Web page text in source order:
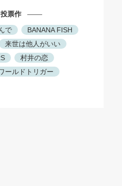
投票作
で
BANANA FISH
来世は他人がいい
村井の恋
ールドトリガー